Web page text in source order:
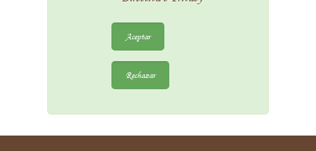
Aceptar
Rechazar